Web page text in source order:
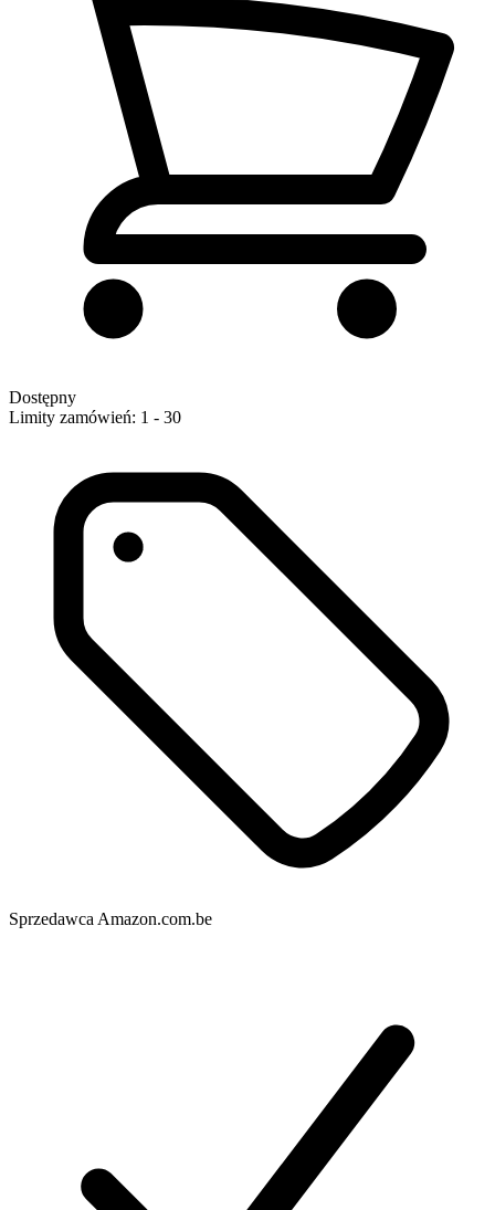
Dostępny
Limity zamówień: 1 - 30
Sprzedawca Amazon.com.be